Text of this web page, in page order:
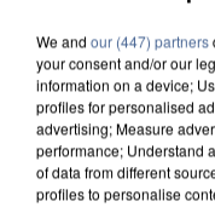
We and our (447) partners
your consent and/or our
information on a device;
profiles for personalised
advertising; Measure
performance; Understand
of data from different
profiles to personalise